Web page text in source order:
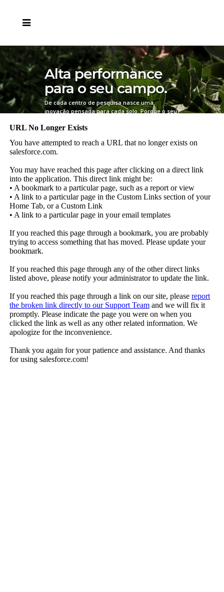
Alta performance
para o seu campo.
De cada centro de pesquisa nasce uma
inovação pensada para cada solo. Porque o seu
precisa ser.